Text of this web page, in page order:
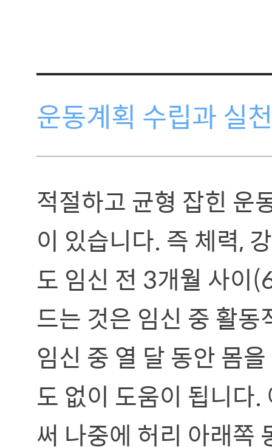
운동계획 수립과 실천
적절하고 균형 잡힌 운
이 있습니다. 즉 체력,
도 임신 전 3개월 사이
드는 것은 임신 중 활
임신 중 열 달 동안 몸
도 없이 도움이 됩니다
써 나중에 허리 아래쪽